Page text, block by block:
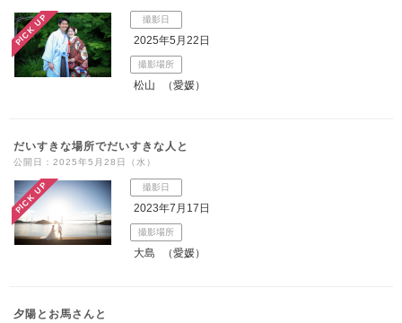
PICK UP 撮影日
2025年5月22日
撮影場所
松山 （愛媛）
だいすきな場所でだいすきな人と
公開日：2025年5月28日（水）
PICK UP 撮影日
2023年7月17日
撮影場所
大島 （愛媛）
夕陽とお馬さんと